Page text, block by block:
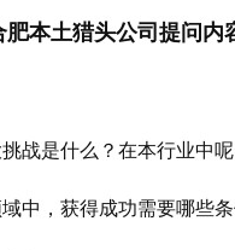
肥本土猎头公司提问
战是什么？在本行业中呢
中，获得成功需要哪些条